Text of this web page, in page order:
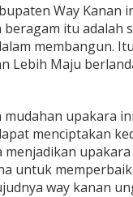
Way Kanan
beragam itu adalah
membangun.
Lebih Maju
mudahan upakara
menciptakan
untuk
way kanan